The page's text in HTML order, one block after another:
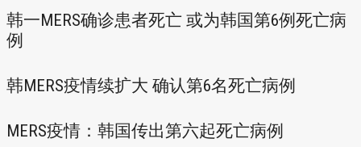
韩一MERS确诊患者死亡 或为韩国第6例死亡病
例
韩MERS疫情续扩大 确认第6名死亡病例
MERS疫情：韩国传出第六起死亡病例